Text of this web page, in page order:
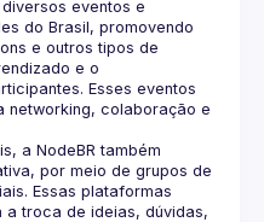
eventos e
do Brasil, promovendo
e outros tipos de
e o
Esses eventos
networking, colaboração e
a NodeBR também
por meio de grupos de
Essas plataformas
a troca de ideias, dúvidas,